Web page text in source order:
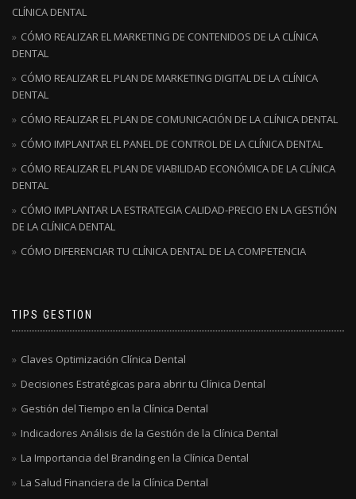
CLÍNICA DENTAL
CÓMO REALIZAR EL MARKETING DE CONTENIDOS DE LA CLÍNICA
DENTAL
CÓMO REALIZAR EL PLAN DE MARKETING DIGITAL DE LA CLÍNICA
DENTAL
CÓMO REALIZAR EL PLAN DE COMUNICACIÓN DE LA CLÍNICA DENTAL
CÓMO IMPLANTAR EL PANEL DE CONTROL DE LA CLÍNICA DENTAL
CÓMO REALIZAR EL PLAN DE VIABILIDAD ECONÓMICA DE LA CLÍNICA
DENTAL
CÓMO IMPLANTAR LA ESTRATEGIA CALIDAD-PRECIO EN LA GESTIÓN
DE LA CLÍNICA DENTAL
CÓMO DIFERENCIAR TU CLÍNICA DENTAL DE LA COMPETENCIA
TIPS GESTION
Claves Optimización Clínica Dental
Decisiones Estratégicas para abrir tu Clínica Dental
Gestión del Tiempo en la Clínica Dental
Indicadores Análisis de la Gestión de la Clínica Dental
La Importancia del Branding en la Clínica Dental
La Salud Financiera de la Clínica Dental